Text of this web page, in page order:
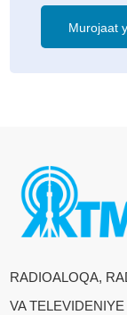
Murojaat
RADIOALOQA,
VA